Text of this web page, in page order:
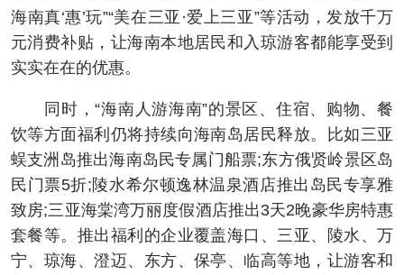
海南真‘惠’玩”“美在三亚·爱上三亚”等活动，发放千万
元消费补贴，让海南本地居民和入琼游客都能享受到
实实在在的优惠。
同时，“海南人游海南”的景区、住宿、购物、餐
饮等方面福利仍将持续向海南岛居民释放。比如三亚
蜈支洲岛推出海南岛民专属门船票;东方俄贤岭景区岛
民门票5折;陵水希尔顿逸林温泉酒店推出岛民专享雅
致房;三亚海棠湾万丽度假酒店推出3天2晚豪华房特惠
套餐等。推出福利的企业覆盖海口、三亚、陵水、万
宁、琼海、澄迈、东方、保亭、临高等地，让游客和